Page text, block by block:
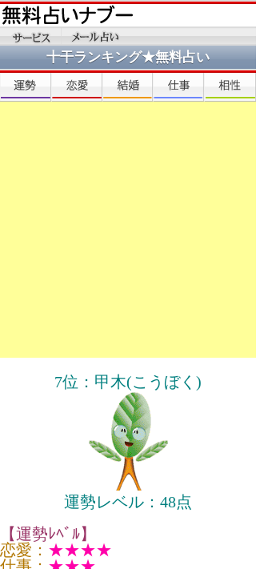
十干ランキング★無料占い
7位：甲木(こうぼく)
運勢レベル：48点
【運勢ﾚﾍﾞﾙ】
恋愛： ★★★★